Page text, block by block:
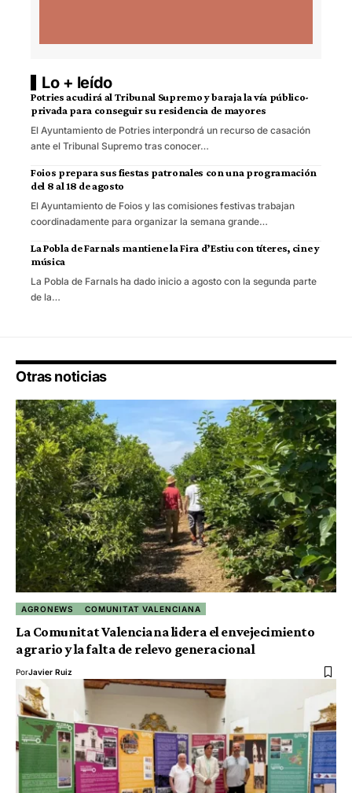
Lo + leído
Potries acudirá al Tribunal Supremo y baraja la vía público-
privada para conseguir su residencia de mayores
El Ayuntamiento de Potries interpondrá un recurso de casación
ante el Tribunal Supremo tras conocer…
Foios prepara sus fiestas patronales con una programación
del 8 al 18 de agosto
El Ayuntamiento de Foios y las comisiones festivas trabajan
coordinadamente para organizar la semana grande…
La Pobla de Farnals mantiene la Fira d’Estiu con títeres, cine y
música
La Pobla de Farnals ha dado inicio a agosto con la segunda parte
de la…
Otras noticias
AGRONEWS COMUNITAT VALENCIANA
La Comunitat Valenciana lidera el envejecimiento
agrario y la falta de relevo generacional
PorJavier Ruiz